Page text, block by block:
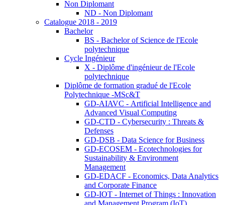
Non Diplomant
ND - Non Diplomant
Catalogue 2018 - 2019
Bachelor
BS - Bachelor of Science de l'Ecole
polytechnique
Cycle Ingénieur
X - Diplôme d'ingénieur de l'Ecole
polytechnique
Diplôme de formation gradué de l'Ecole
Polytechnique -MSc&T
GD-AIAVC - Artificial Intelligence and
Advanced Visual Computing
GD-CTD - Cybersecurity : Threats &
Defenses
GD-DSB - Data Science for Business
GD-ECOSEM - Ecotechnologies for
Sustainability & Environment
Management
GD-EDACF - Economics, Data Analytics
and Corporate Finance
GD-IOT - Internet of Things : Innovation
and Management Program (IoT)